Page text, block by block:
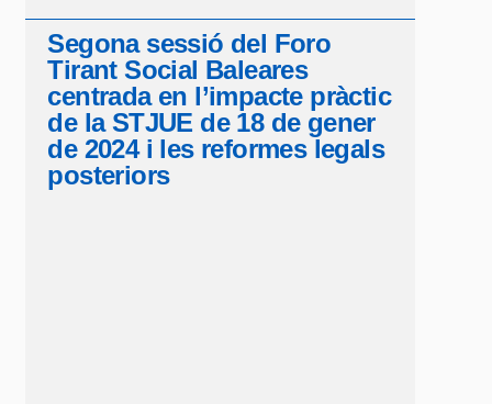
Segona sessió del Foro
Tirant Social Baleares
centrada en l’impacte pràctic
de la STJUE de 18 de gener
de 2024 i les reformes legals
posteriors